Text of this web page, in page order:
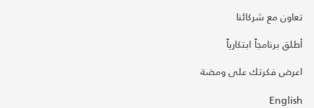
تعاون مع شركائنا
أطلق برنامجاً ابتكارياً
اعرض فكرتك على ومضة
English